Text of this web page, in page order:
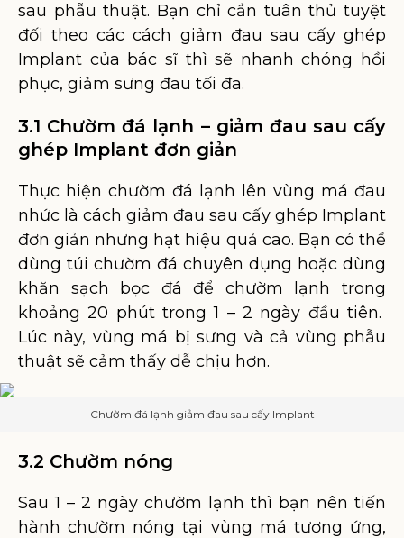
sau phẫu thuật. Bạn chỉ cần tuân thủ tuyệt
đối theo các cách giảm đau sau cấy ghép
Implant của bác sĩ thì sẽ nhanh chóng hồi
phục, giảm sưng đau tối đa.
3.1 Chườm đá lạnh – giảm đau sau cấy
ghép Implant đơn giản
Thực hiện chườm đá lạnh lên vùng má đau
nhức là cách giảm đau sau cấy ghép Implant
đơn giản nhưng hạt hiệu quả cao. Bạn có thể
dùng túi chườm đá chuyên dụng hoặc dùng
khăn sạch bọc đá để chườm lạnh trong
khoảng 20 phút trong 1 – 2 ngày đầu tiên.
Lúc này, vùng má bị sưng và cả vùng phẫu
thuật sẽ cảm thấy dễ chịu hơn.
Chườm đá lạnh giảm đau sau cấy Implant
3.2 Chườm nóng
Sau 1 – 2 ngày chườm lạnh thì bạn nên tiến
hành chườm nóng tại vùng má tương ứng,